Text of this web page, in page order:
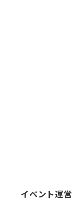
イベント運営